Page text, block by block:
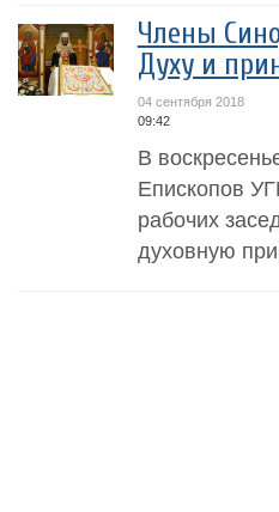
Члены
Духу и
04 сентября 2018
09:42
В
Епископов
рабочих
духовную